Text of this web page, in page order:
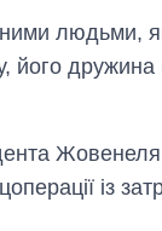
людьми,
його дружина
із